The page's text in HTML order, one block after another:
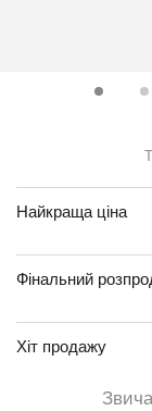
Найкраща ціна
Фінальний
Хіт продажу